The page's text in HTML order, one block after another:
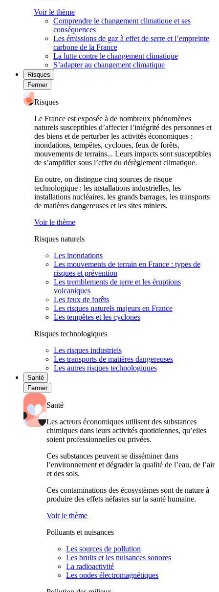
Voir le thème
Comprendre le changement climatique et ses
conséquences
Les émissions de gaz à effet de serre et l’empreinte
carbone de la France
La lutte contre le changement climatique
S’adapter au changement climatique
Risques
Fermer
Risques
Le France est exposée à de nombreux phénomènes
naturels susceptibles d’affecter l’intégrité des personnes et
des biens et de perturber les activités économiques :
inondations, tempêtes, cyclones, feux de forêts,
mouvements de terrains... Leurs impacts sont susceptibles
de s’amplifier sous l’effet du dérèglement climatique.
En outre, on distingue cinq sources de risque
technologique : les installations industrielles, les
installations nucléaires, les grands barrages, les transports
de matières dangereuses et les sites miniers.
Voir le thème
Risques naturels
Les inondations
Les mouvements de terrain en France : types de
risques et prévention
Les tremblements de terre et les éruptions
volcaniques
Les feux de forêts
Les risques naturels majeurs en France
Les tempêtes et les cyclones
Risques technologiques
Les risques industriels
Les transports de matières dangereuses
Les autres risques technologiques
Santé
Fermer
Santé
Les acteurs économiques utilisent des substances
chimiques dans leurs activités quotidiennes, qu’elles
soient professionnelles ou privées.
Ces substances peuvent se disséminer dans
l’environnement et dégrader la qualité de l’eau, de l’air
et des sols.
Ces contaminations des écosystèmes sont de nature à
produire des effets néfastes sur la santé humaine.
Voir le thème
Polluants et nuisances
Les sources de pollution
Les bruits et les nuisances sonores
La radioactivité
Les ondes électromagnétiques